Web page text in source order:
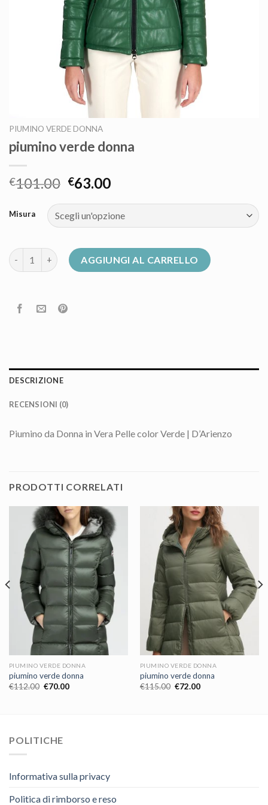
PIUMINO VERDE DONNA
piumino verde donna
€101.00 €63.00
Misura
piumino verde donna quantitàAGGIUNGI AL CARRELLO
DESCRIZIONE
RECENSIONI (0)
Piumino da Donna in Vera Pelle color Verde | D’Arienzo
PRODOTTI CORRELATI
PIUMINO VERDE DONNA
piumino verde donna
€112.00 €70.00
PIUMINO VERDE DONNA
piumino verde donna
€115.00 €72.00
POLITICHE
Informativa sulla privacy
Politica di rimborso e reso